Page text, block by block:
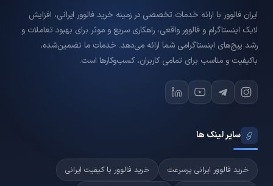
ایران فالوور با ارائه خدمات تخصصی در زمینه خرید فالوور ایرانی، افزایش
لایک اینستاگرام و فالوور واقعی، راهکاری سریع و موثر برای بهبود تعاملات و
رشد پیج‌های اینستاگرامی شما ارائه می‌دهد. خدمات ما تضمین‌شده،
باکیفیت و مناسب برای تمامی کاربران، کسب‌وکارها است.
سایر لینک ها
خرید فالوور ایرانی پرسرعت
خرید فالوور با کیفیت ایرانی